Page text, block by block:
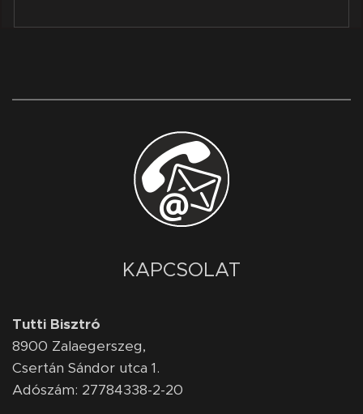
KAPCSOLAT
Tutti Bisztró
8900 Zalaegerszeg,
Csertán Sándor utca 1.
Adószám: 27784338-2-20